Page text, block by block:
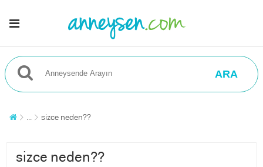
ARA
... sizce neden??
sizce neden??